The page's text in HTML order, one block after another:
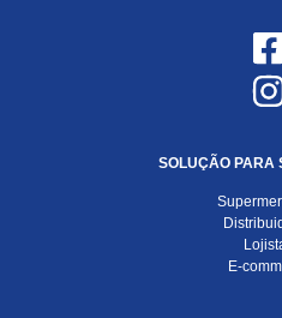
SOLUÇÃO PARA
E-